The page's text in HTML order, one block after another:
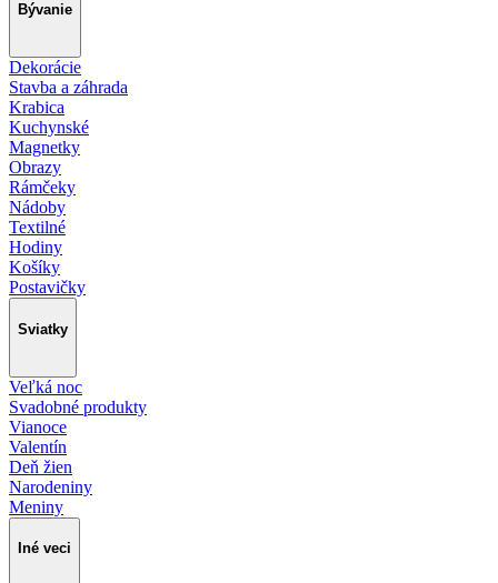
Bývanie
Dekorácie
Stavba a záhrada
Krabica
Kuchynské
Magnetky
Obrazy
Rámčeky
Nádoby
Textilné
Hodiny
Košíky
Postavičky
Sviatky
Veľká noc
Svadobné produkty
Vianoce
Valentín
Deň žien
Narodeniny
Meniny
Iné veci